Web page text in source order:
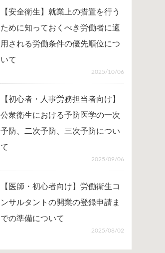
【安全衛生】就業上の措置を行う
ために知っておくべき労働者に適
用される労働条件の優先順位につ
いて
2025/10/06
【初心者・人事労務担当者向け】
公衆衛生における予防医学の一次
予防、二次予防、三次予防につい
て
2025/09/06
【医師・初心者向け】労働衛生コ
ンサルタントの開業の登録申請ま
での準備について
2025/08/02